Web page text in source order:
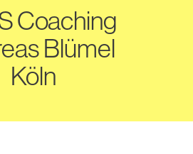
Coaching
Blümel
Köln